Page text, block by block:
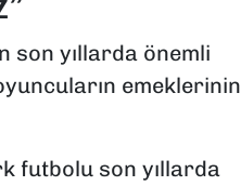
son yıllarda önemli
emeklerinin
futbolu son yıllarda